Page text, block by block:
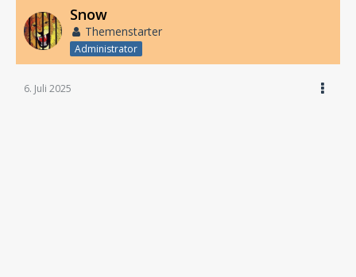
Snow
Themenstarter
Administrator
6. Juli 2025